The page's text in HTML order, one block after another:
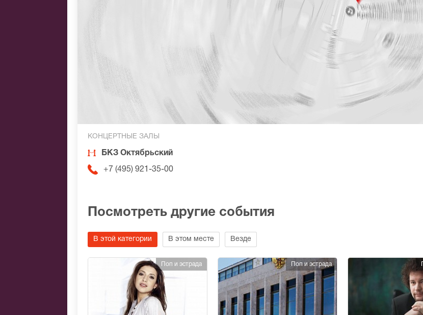
КОНЦЕРТНЫЕ ЗАЛЫ
БКЗ Октябрьский
+7 (495) 921-35-00
Посмотреть другие события
В этой категории В этом месте Везде
Поп и эстрада Поп и эстрада